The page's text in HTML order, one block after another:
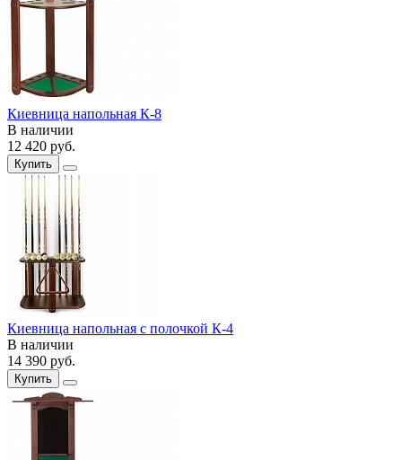
Киевница напольная К-8
В наличии
12 420 руб.
Купить
Киевница напольная с полочкой К-4
В наличии
14 390 руб.
Купить